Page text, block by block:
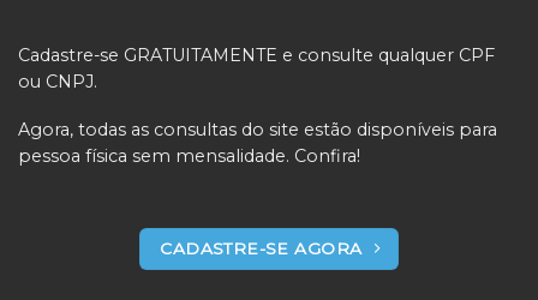
Cadastre-se GRATUITAMENTE e consulte qualquer CPF
ou CNPJ.
Agora, todas as consultas do site estão disponíveis para
pessoa física sem mensalidade. Confira!
CADASTRE-SE AGORA